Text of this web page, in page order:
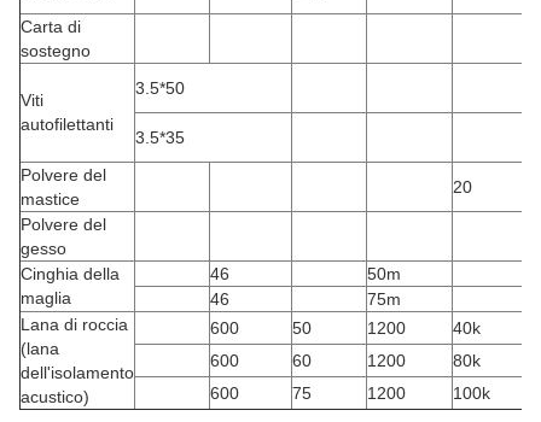
Carta di
sostegno
Viti
autofilettanti
3.5*50
3.5*35
Polvere del
mastice
20
Polvere del
gesso
Cinghia della
maglia
46
50m
46
75m
Lana di roccia
(lana
dell'isolamento
acustico)
600 50 1200
40k
600
60 1200
80k
600
75 1200 100k